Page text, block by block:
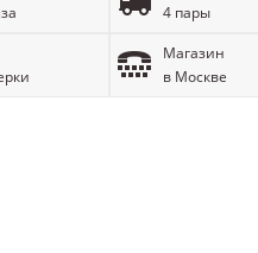
4 пары
Магазин
в Москве